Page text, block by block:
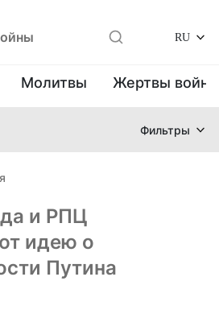
RU
Молитвы Жертвы
Фильтры
и РПЦ
идею о
Путина